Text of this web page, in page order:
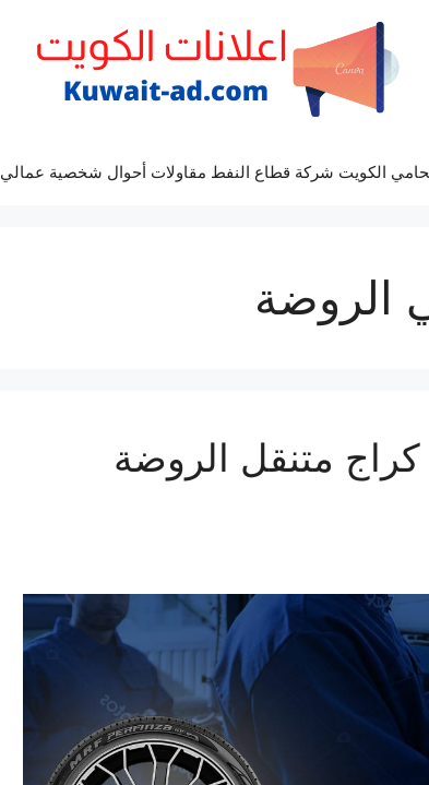
الكويت شركة قطاع النفط مقاولات أحوال شخصية عمالي
الروضة
كراج الروضة 69622745 كراج متنقل الروضة